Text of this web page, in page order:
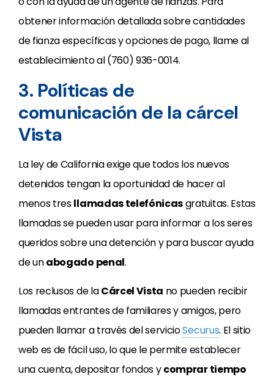
obtener información detallada sobre cantidades
de fianza específicas y opciones de pago, llame al
establecimiento al (760) 936-0014.
3. Políticas de
comunicación de la cárcel
Vista
La ley de California exige que todos los nuevos
detenidos tengan la oportunidad de hacer al
menos tresllamadas telefónicasgratuitas. Estas
llamadas se pueden usar para informar a los seres
queridos sobre una detención y para buscar ayuda
de unabogado penal.
Los reclusos de laCárcel Vista no pueden recibir
llamadas entrantes de familiares y amigos, pero
pueden llamar a través del servicioSecurus. El sitio
web es de fácil uso, lo que le permite establecer
una cuenta, depositar fondos ycomprar tiempo